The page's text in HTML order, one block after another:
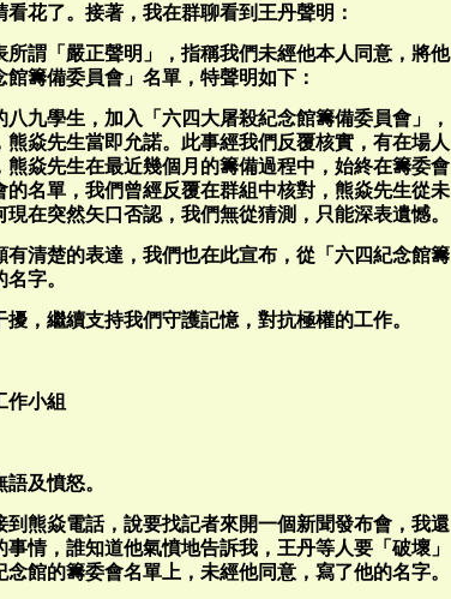
花了。接著，我在群聊看到王丹聲明：
謂「嚴正聲明」，指稱我們未經他本人同意，將他
籌備委員會」名單，特聲明如下：
九學生，加入「六四大屠殺紀念館籌備委員會」，
焱先生當即允諾。此事經我們反覆核實，有在場人
焱先生在最近幾個月的籌備過程中，始終在籌委會
名單，我們曾經反覆在群組中核對，熊焱先生從未
在突然矢口否認，我們無從猜測，只能深表遺憾。
清楚的表達，我們也在此宣布，從「六四紀念館籌
字。
，繼續支持我們守護記憶，對抗極權的工作。
作小組
及憤怒。
到熊焱電話，說要找記者來開一個新聞發布會，我還
情，誰知道他氣憤地告訴我，王丹等人要「破壞」
館的籌委會名單上，未經他同意，寫了他的名字。